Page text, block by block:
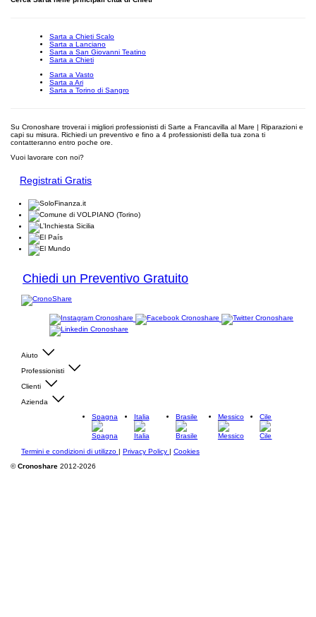
Sarta a Chieti Scalo
Sarta a Lanciano
Sarta a San Giovanni Teatino
Sarta a Chieti
Sarta a Vasto
Sarta a Ari
Sarta a Torino di Sangro
Su Cronoshare troverai i migliori professionisti di Sarte a Francavilla al Mare | Riparazioni e
capi su misura. Richiedi un preventivo e fino a 4 professionisti della tua zona ti
contatteranno entro poche ore.
Vuoi lavorare con noi?
Registrati Gratis
Chiedi un Preventivo Gratuito
Aiuto
Professionisti
Clienti
Azienda
Spagna
Italia Brasile Messico Cile
Termini e condizioni di utilizzo | Privacy Policy | Cookies
©Cronoshare 2012-2026